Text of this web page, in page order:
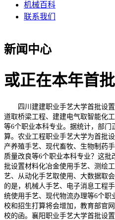
机械百科
联系我们
新闻中心
或正在本年首
四川建建职业手艺大学首批设置
道取桥梁工程、建建电气取智能化
等6个职业本科专业。据统计，部门
算。农业工程职业手艺大学为首批
产养殖手艺、现代畜牧、生物制药
质量改良等6个职业本科专业？这
批设置材料化冶金使用手艺、测绘
艺、从动化手艺取使用、大数据取
的是，机械人手艺、电子消息工程
统使用手艺、现代物流办理等6个
校和招生打算将会增加，教育部官
校的函。襄阳职业手艺大学首批设